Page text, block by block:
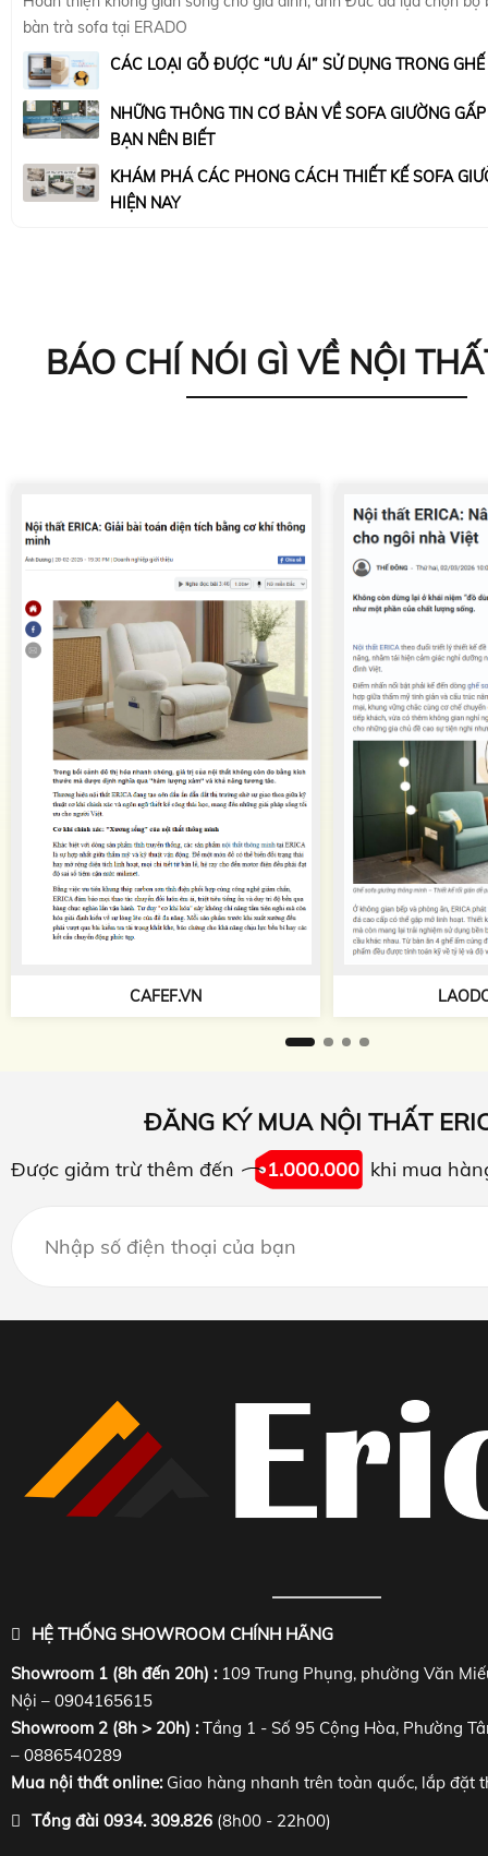
bàn trà sofa tại ERADO
CÁC LOẠI GỖ ĐƯỢC “ƯU ÁI” SỬ DỤNG TRONG
NHỮNG THÔNG TIN CƠ BẢN VỀ SOFA GIƯỜNG
BẠN NÊN BIẾT
KHÁM PHÁ CÁC PHONG CÁCH THIẾT KẾ SOFA
HIỆN NAY
BÁO CHÍ NÓI GÌ VỀ NỘI
LAODONG.VN
ĐĂNG KÝ MUA NỘI THẤT
Được giảm trừ thêm đến 1.000.000 khi mua
HỆ THỐNG SHOWROOM CHÍNH HÃNG
Showroom 1 (8h đến 20h) : 109 Trung Phụng, phường Văn
Nội – 0904165615
Showroom 2 (8h > 20h) :Tầng 1 - Số 95 Cộng Hòa, Phường
– 0886540289
Mua nội thất online:Giao hàng nhanh trên toàn quốc, lắp đặt
Tổng đài 0934. 309.826 (8h00 - 22h00)